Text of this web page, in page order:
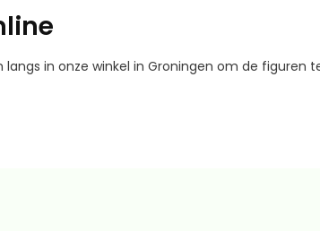
langs in onze winkel in Groningen om de figuren